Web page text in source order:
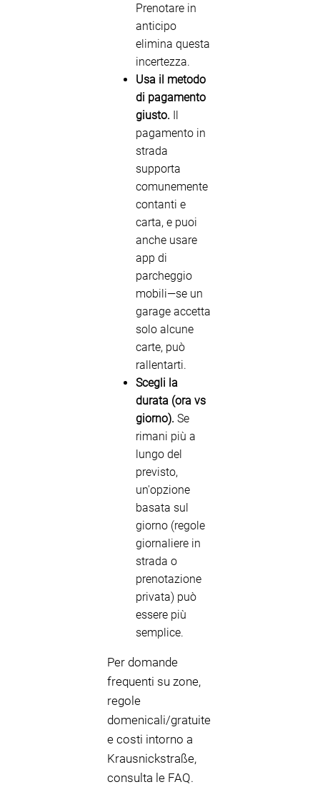
Prenotare in
anticipo
elimina questa
incertezza.
Usa il metodo
di pagamento
giusto.
pagamento in
strada
supporta
comunemente
contanti e
carta, e puoi
anche usare
app di
parcheggio
mobili—se un
garage accetta
solo alcune
carte, può
rallentarti.
Scegli la
durata (ora vs
giorno). Se
rimani più a
lungo del
previsto,
un'opzione
basata sul
giorno (regole
giornaliere in
strada o
prenotazione
privata) può
essere più
semplice.
Per domande
frequenti su zone,
regole
domenicali/gratuite
e costi intorno a
Krausnickstraße,
consulta le FAQ.